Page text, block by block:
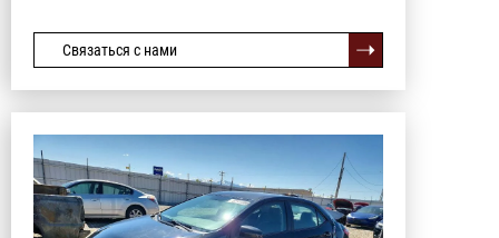
Связаться с нами